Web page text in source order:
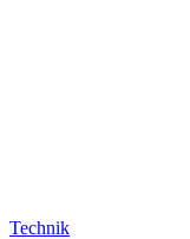
Technik